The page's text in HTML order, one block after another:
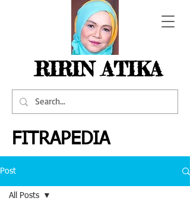
RIRIN ATIKA
FITRAPEDIA
Post
All Posts